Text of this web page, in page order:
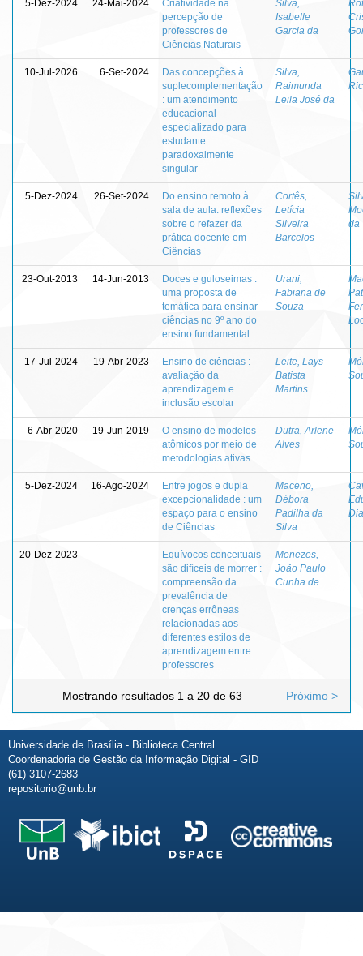
5-Dez-2024 24-Mai-2024
Criatividade na
percepção de
professores de
Ciências Naturais
Silva,
Isabelle
Garcia da
10-Jul-2026 6-Set-2024
Das concepções à
suplecomplementação
: um atendimento
educacional
especializado para
estudante
paradoxalmente
singular
Silva,
Raimunda
Leila José da
5-Dez-2024 26-Set-2024
Do ensino remoto à
sala de aula: reflexões
sobre o refazer da
prática docente em
Ciências
Cortês,
Letícia
Silveira
Barcelos
da
23-Out-2013 14-Jun-2013
Doces e guloseimas :
uma proposta de
temática para ensinar
ciências no 9º ano do
ensino fundamental
Urani,
Fabiana de
Souza
17-Jul-2024 19-Abr-2023
Ensino de ciências :
avaliação da
aprendizagem e
inclusão escolar
Leite, Lays
Batista
Martins
6-Abr-2020 19-Jun-2019
O ensino de modelos
atômicos por meio de
metodologias ativas
Dutra, Arlene
Alves
5-Dez-2024 16-Ago-2024
Entre jogos e dupla
excepcionalidade : um
espaço para o ensino
de Ciências
Maceno,
Débora
Padilha da
Silva
20-Dez-2023 -
Equívocos conceituais
são difíceis de morrer :
compreensão da
prevalência de
crenças errôneas
relacionadas aos
diferentes estilos de
aprendizagem entre
professores
Menezes,
João Paulo
Cunha de
-
Mostrando resultados 1 a 20 de 63 Próximo >
Universidade de Brasília - Biblioteca Central
Coordenadoria de Gestão da Informação Digital - GID
(61) 3107-2683
repositorio@unb.br